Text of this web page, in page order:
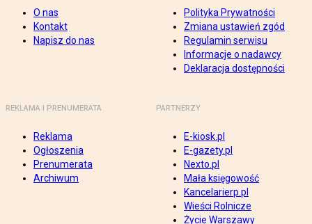
O nas
Kontakt
Napisz do nas
Polityka Prywatności
Zmiana ustawień zgód
Regulamin serwisu
Informacje o nadawcy
Deklaracja dostępności
REKLAMA I PRENUMERATA
Reklama
Ogłoszenia
Prenumerata
Archiwum
PARTNERZY
E-kiosk.pl
E-gazety.pl
Nexto.pl
Mała księgowość
Kancelarierp.pl
Wieści Rolnicze
Życie Warszawy